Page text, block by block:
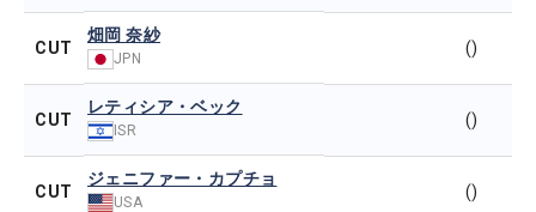
CUT
畑岡 奈紗
JPN
()
CUT
レティシア・ベック
ISR
()
CUT
ジェニファー・カプチョ
USA
()